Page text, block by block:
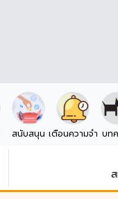
สนับสนุน เตือนความจำ บท